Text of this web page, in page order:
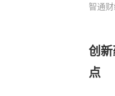
智通
创
点